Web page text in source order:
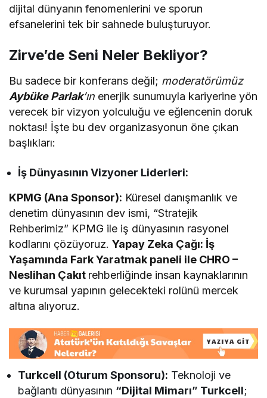
dijital dünyanın fenomenlerini ve sporun
efsanelerini tek bir sahnede buluşturuyor.
Zirve’de Seni Neler Bekliyor?
Bu sadece bir konferans değil; moderatörümüz
Aybüke Parlak’ın enerjik sunumuyla kariyerine yön
verecek bir vizyon yolculuğu ve eğlencenin doruk
noktası! İşte bu dev organizasyonun öne çıkan
başlıkları:
İş Dünyasının Vizyoner Liderleri:
KPMG (Ana Sponsor): Küresel danışmanlık ve
denetim dünyasının dev ismi, “Stratejik
Rehberimiz” KPMG ile iş dünyasının rasyonel
kodlarını çözüyoruz.Yapay Zeka Çağı: İş
Yaşamında Fark Yaratmak paneli ile CHRO –
Neslihan Çakıt rehberliğinde insan kaynaklarının
ve kurumsal yapının gelecekteki rolünü mercek
altına alıyoruz.
Turkcell (Oturum Sponsoru): Teknoloji ve
bağlantı dünyasının “Dijital Mimarı” Turkcell;